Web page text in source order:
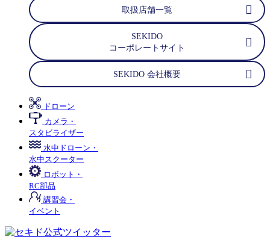
取扱店舗一覧
SEKIDO
コーポレートサイト
SEKIDO 会社概要
ドローン
カメラ・
スタビライザー
水中ドローン・
水中スクーター
ロボット・
RC部品
講習会・
イベント